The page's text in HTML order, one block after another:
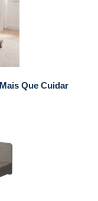
Que Cuidar